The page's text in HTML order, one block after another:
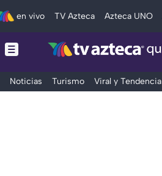
en vivo TV Azteca Azteca UNO
Noticias Turismo Viral y Tendencia